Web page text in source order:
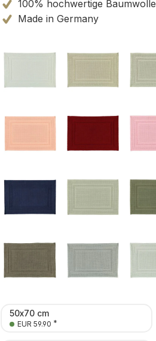
100% hochwertige Baumwolle
Made in Germany
50x70 cm
EUR 59.90 *